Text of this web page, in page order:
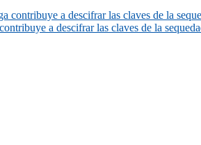
contribuye a descifrar las claves de la
a descifrar las claves de la